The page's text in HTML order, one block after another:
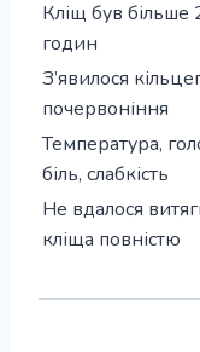
Кліщ був більше
годин
З’явилося
почервоніння
Температура,
біль, слабкість
Не вдалося
кліща повністю